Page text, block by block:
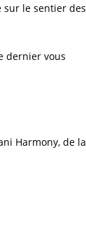
sur le sentier des
dernier vous
Harmony, de la